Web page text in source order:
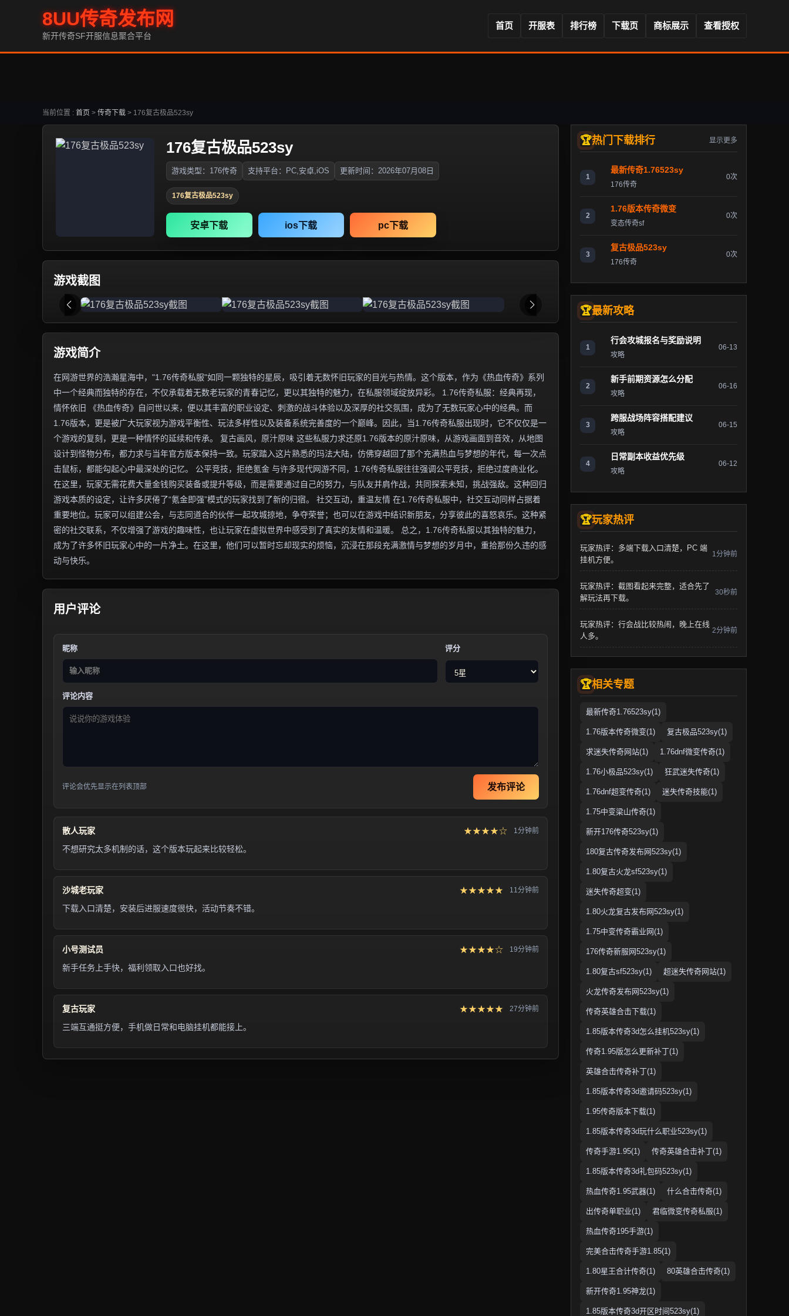
8UU传奇发布网
新开传奇SF开服信息聚合平台
首页 开服表 排行榜 下载页 商标展示 查看授权
当前位置 : 首页 > 传奇下载 > 176复古极品523sy
176复古极品523sy
游戏类型：176传奇 支持平台：PC,安卓,iOS 更新时间：2026年07月08日
176复古极品523sy
安卓下载 ios下载 pc下载
游戏截图
游戏简介
在网游世界的浩瀚星海中，"1.76传奇私服"如同一颗独特的星辰，吸引着无数怀旧玩家的目光与热情。这个版本，作为《热血传奇》系列
中一个经典而独特的存在，不仅承载着无数老玩家的青春记忆，更以其独特的魅力，在私服领域绽放异彩。 1.76传奇私服：经典再现，
情怀依旧 《热血传奇》自问世以来，便以其丰富的职业设定、刺激的战斗体验以及深厚的社交氛围，成为了无数玩家心中的经典。而
1.76版本，更是被广大玩家视为游戏平衡性、玩法多样性以及装备系统完善度的一个巅峰。因此，当1.76传奇私服出现时，它不仅仅是一
个游戏的复刻，更是一种情怀的延续和传承。 复古画风，原汁原味 这些私服力求还原1.76版本的原汁原味，从游戏画面到音效，从地图
设计到怪物分布，都力求与当年官方版本保持一致。玩家踏入这片熟悉的玛法大陆，仿佛穿越回了那个充满热血与梦想的年代，每一次点
击鼠标，都能勾起心中最深处的记忆。 公平竞技，拒绝氪金 与许多现代网游不同，1.76传奇私服往往强调公平竞技，拒绝过度商业化。
在这里，玩家无需花费大量金钱购买装备或提升等级，而是需要通过自己的努力，与队友并肩作战，共同探索未知，挑战强敌。这种回归
游戏本质的设定，让许多厌倦了“氪金即强”模式的玩家找到了新的归宿。 社交互动，重温友情 在1.76传奇私服中，社交互动同样占据着
重要地位。玩家可以组建公会，与志同道合的伙伴一起攻城掠地，争夺荣誉；也可以在游戏中结识新朋友，分享彼此的喜怒哀乐。这种紧
密的社交联系，不仅增强了游戏的趣味性，也让玩家在虚拟世界中感受到了真实的友情和温暖。 总之，1.76传奇私服以其独特的魅力，
成为了许多怀旧玩家心中的一片净土。在这里，他们可以暂时忘却现实的烦恼，沉浸在那段充满激情与梦想的岁月中，重拾那份久违的感
动与快乐。
用户评论
昵称 评分
评论内容
评论会优先显示在列表顶部 发布评论
散人玩家 ★★★★☆ 1分钟前
不想研究太多机制的话，这个版本玩起来比较轻松。
沙城老玩家 ★★★★★ 11分钟前
下载入口清楚，安装后进服速度很快，活动节奏不错。
小号测试员 ★★★★☆ 19分钟前
新手任务上手快，福利领取入口也好找。
复古玩家 ★★★★★ 27分钟前
三端互通挺方便，手机做日常和电脑挂机都能接上。
热门下载排行 显示更多
1
最新传奇1.76523sy
176传奇
0次
2
1.76版本传奇微变
变态传奇sf
0次
3
复古极品523sy
176传奇
0次
最新攻略
1
行会攻城报名与奖励说明
攻略
06-13
2
新手前期资源怎么分配
攻略
06-16
3
跨服战场阵容搭配建议
攻略
06-15
4
日常副本收益优先级
攻略
06-12
玩家热评
玩家热评：多端下载入口清楚，PC 端
挂机方便。
1分钟前
玩家热评：截图看起来完整，适合先了
解玩法再下载。
30秒前
玩家热评：行会战比较热闹，晚上在线
人多。
2分钟前
相关专题
最新传奇1.76523sy(1)
1.76版本传奇微变(1) 复古极品523sy(1)
求迷失传奇网站(1) 1.76dnf微变传奇(1)
1.76小极品523sy(1) 狂武迷失传奇(1)
1.76dnf超变传奇(1) 迷失传奇技能(1)
1.75中变梁山传奇(1)
新开176传奇523sy(1)
180复古传奇发布网523sy(1)
1.80复古火龙sf523sy(1)
迷失传奇超变(1)
1.80火龙复古发布网523sy(1)
1.75中变传奇霸业网(1)
176传奇新服网523sy(1)
1.80复古sf523sy(1) 超迷失传奇网站(1)
火龙传奇发布网523sy(1)
传奇英雄合击下载(1)
1.85版本传奇3d怎么挂机523sy(1)
传奇1.95版怎么更新补丁(1)
英雄合击传奇补丁(1)
1.85版本传奇3d邀请码523sy(1)
1.95传奇版本下载(1)
1.85版本传奇3d玩什么职业523sy(1)
传奇手游1.95(1) 传奇英雄合击补丁(1)
1.85版本传奇3d礼包码523sy(1)
热血传奇1.95武器(1) 什么合击传奇(1)
出传奇单职业(1) 君临微变传奇私服(1)
热血传奇195手游(1)
完美合击传奇手游1.85(1)
1.80星王合计传奇(1) 80英雄合击传奇(1)
新开传奇1.95神龙(1)
1.85版本传奇3d开区时间523sy(1)